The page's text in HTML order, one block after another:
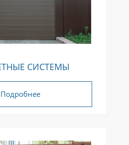
СИСТЕМЫ
Подробнее